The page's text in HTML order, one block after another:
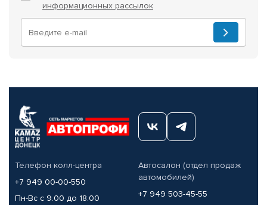
информационных рассылок
Телефон колл-центра
+7 949 00-00-550
Пн-Вс с 9.00 до 18.00
Автосалон (отдел продаж
автомобилей)
+7 949 503-45-55